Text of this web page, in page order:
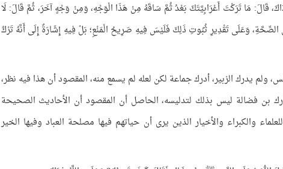
قَالَ: مَا تَرَكْتَ أَعْرَابِيَّتَكَ بَعْدُ ثُمَّ سَاقَهُ مِنْ هَذَا الْوَجْهِ، وَمِنْ وَجْهٍ آخَرَ، ثُمَّ قَالَ: لَا
وَعَلَى تَقْدِيرِ ثُبُوتِ ذَلِكَ فَلَيْسَ فِيهِ صَرِيحُ الْمَنْعِ؛ بَلْ فِيهِ إِشَارَةٌ إِلَى أَنَّهُ تَرْكُ
يدرك الزبير، أدرك جماعة لكن لعله لم يسمع منه، المقصود أن هذا فيه نظر،
بن فضالة ليس بذلك لتدليسه، الحاصل أن المقصود أن الأحاديث الصحيحة
والكبراء والأخيار الذين يرى أن حياتهم فيها مصلحة العباد وفيها الخير